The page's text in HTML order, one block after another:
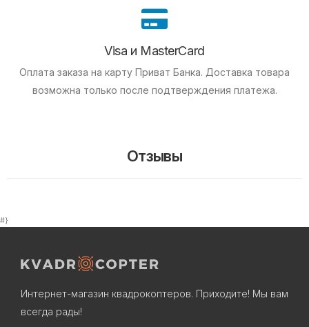
Visa и MasterCard
Оплата заказа на карту Приват Банка. Доставка товара
возможна только после подтверждения платежа.
Отзывы
#}
Интернет-магазин квадрокоптеров. Приходите! Мы вам
всегда рады!